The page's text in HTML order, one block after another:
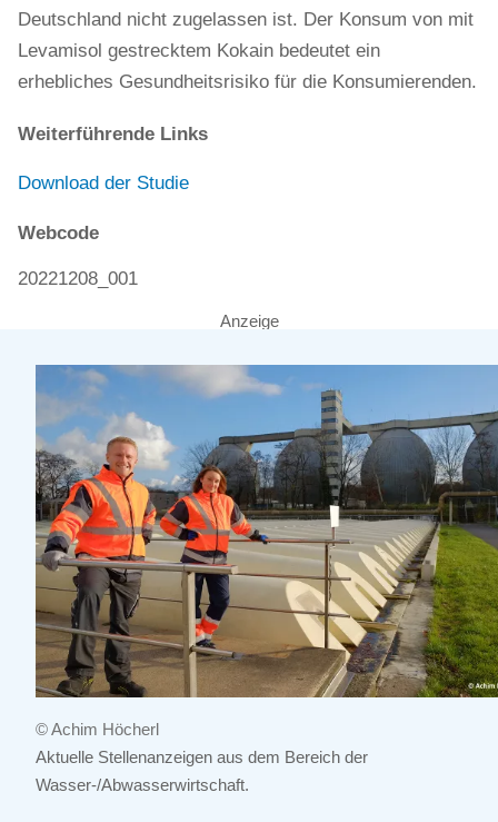
Deutschland nicht zugelassen ist. Der Konsum von mit
Levamisol gestrecktem Kokain bedeutet ein
erhebliches Gesundheitsrisiko für die Konsumierenden.
Weiterführende Links
Download der Studie
Webcode
20221208_001
Anzeige
© Achim Höcherl
Aktuelle Stellenanzeigen aus dem Bereich der
Wasser-/Abwasserwirtschaft.